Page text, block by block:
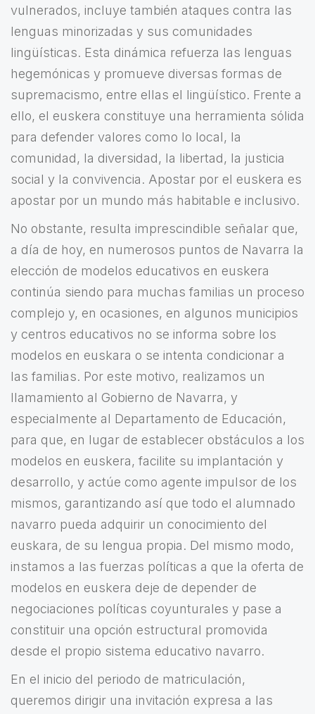
vulnerados, incluye también ataques contra las
lenguas minorizadas y sus comunidades
lingüísticas. Esta dinámica refuerza las lenguas
hegemónicas y promueve diversas formas de
supremacismo, entre ellas el lingüístico. Frente a
ello, el euskera constituye una herramienta sólida
para defender valores como lo local, la
comunidad, la diversidad, la libertad, la justicia
social y la convivencia. Apostar por el euskera es
apostar por un mundo más habitable e inclusivo.
No obstante, resulta imprescindible señalar que,
a día de hoy, en numerosos puntos de Navarra la
elección de modelos educativos en euskera
continúa siendo para muchas familias un proceso
complejo y, en ocasiones, en algunos municipios
y centros educativos no se informa sobre los
modelos en euskara o se intenta condicionar a
las familias. Por este motivo, realizamos un
llamamiento al Gobierno de Navarra, y
especialmente al Departamento de Educación,
para que, en lugar de establecer obstáculos a los
modelos en euskera, facilite su implantación y
desarrollo, y actúe como agente impulsor de los
mismos, garantizando así que todo el alumnado
navarro pueda adquirir un conocimiento del
euskara, de su lengua propia. Del mismo modo,
instamos a las fuerzas políticas a que la oferta de
modelos en euskera deje de depender de
negociaciones políticas coyunturales y pase a
constituir una opción estructural promovida
desde el propio sistema educativo navarro.
En el inicio del periodo de matriculación,
queremos dirigir una invitación expresa a las